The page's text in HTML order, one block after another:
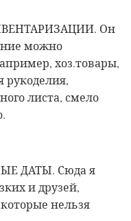
Он
можно
хоз.товары,
рукоделия,
листа, смело
ДАТЫ. Сюда я
и друзей,
нельзя